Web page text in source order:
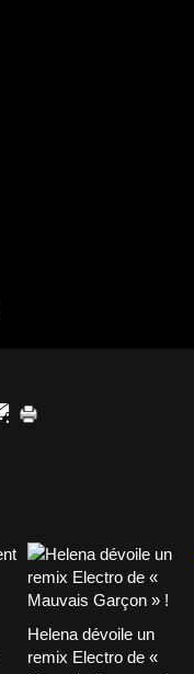
Helena dévoile un
remix Electro de «